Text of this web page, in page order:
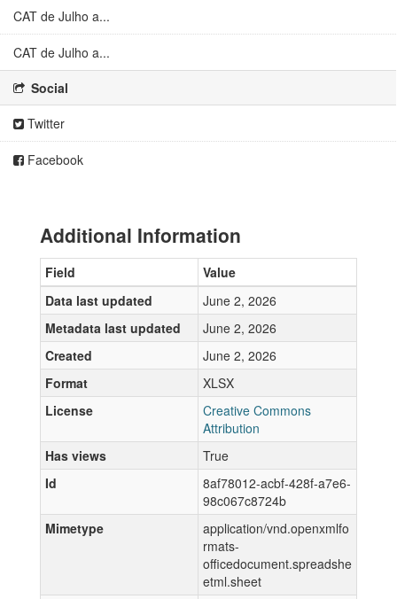
CAT de Julho a...
CAT de Julho a...
Social
Twitter
Facebook
Additional Information
Field
Value
Data last updated
June 2, 2026
Metadata last updated
June 2, 2026
Created
June 2, 2026
Format
XLSX
License
Creative Commons
Attribution
Has views
True
Id
8af78012-acbf-428f-a7e6-
98c067c8724b
Mimetype
application/vnd.openxmlfo
rmats-
officedocument.spreadshe
etml.sheet